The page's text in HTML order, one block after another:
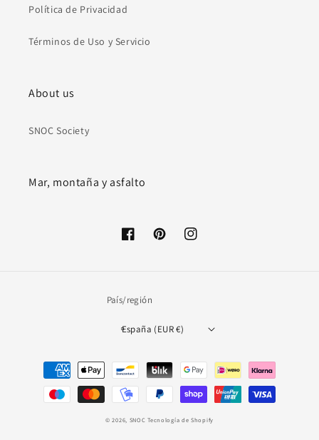
Política de Privacidad
Términos de Uso y Servicio
About us
SNOC Society
Mar, montaña y asfalto
FacebookPinterestInstagram
País/región
España (EUR €)
Formas
pago
© 2026, SNOC Tecnología de Shopify